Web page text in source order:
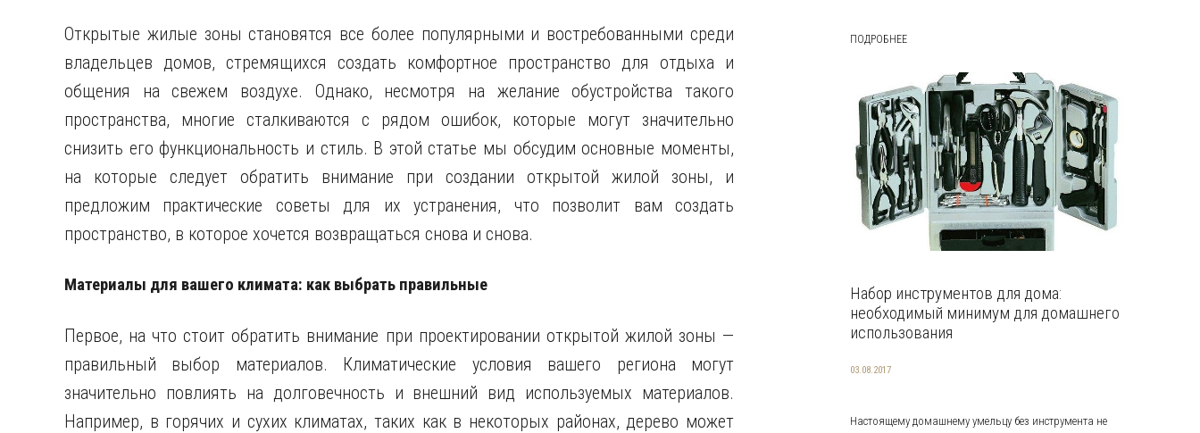
Открытые жилые зоны становятся все более популярными и востребованными среди
владельцев домов, стремящихся создать комфортное пространство для отдыха и
общения на свежем воздухе. Однако, несмотря на желание обустройства такого
пространства, многие сталкиваются с рядом ошибок, которые могут значительно
снизить его функциональность и стиль. В этой статье мы обсудим основные моменты,
на которые следует обратить внимание при создании открытой жилой зоны, и
предложим практические советы для их устранения, что позволит вам создать
пространство, в которое хочется возвращаться снова и снова.
Материалы для вашего климата: как выбрать правильные
Первое, на что стоит обратить внимание при проектировании открытой жилой зоны —
правильный выбор материалов. Климатические условия вашего региона могут
значительно повлиять на долговечность и внешний вид используемых материалов.
Например, в горячих и сухих климатах, таких как в некоторых районах, дерево может
ПОДРОБНЕЕ
Набор инструментов для дома:
необходимый минимум для домашнего
использования
03.08.2017
Настоящему домашнему умельцу без инструмента не